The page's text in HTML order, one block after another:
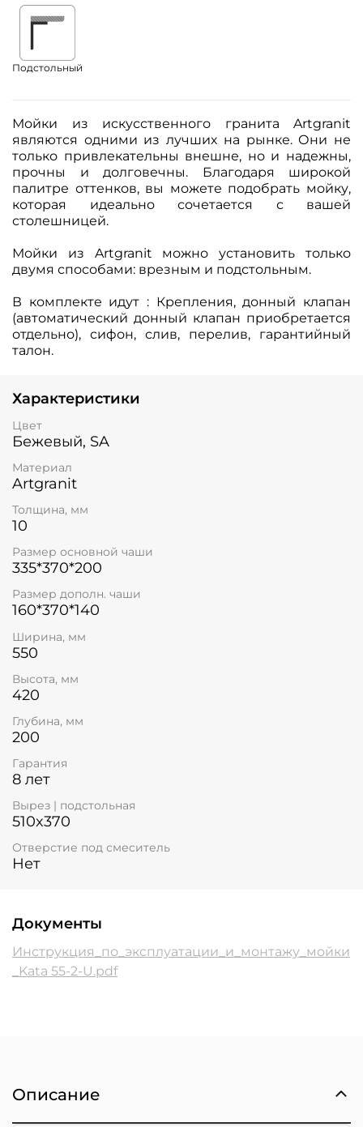
Подстольный
Мойки из искусственного гранита Artgranit
являются одними из лучших на рынке. Они не
только привлекательны внешне, но и надежны,
прочны и долговечны. Благодаря широкой
палитре оттенков, вы можете подобрать мойку,
которая идеально сочетается с вашей
столешницей.
Мойки из Artgranit можно установить только
двумя способами: врезным и подстольным.
В комплекте идут : Крепления, донный клапан
(автоматический донный клапан приобретается
отдельно), сифон, слив, перелив, гарантийный
талон.
Характеристики
Цвет
Бежевый, SA
Материал
Artgranit
Толщина, мм
10
Размер основной чаши
335*370*200
Размер дополн. чаши
160*370*140
Ширина, мм
550
Высота, мм
420
Глубина, мм
200
Гарантия
8 лет
Вырез | подстольная
510x370
Отверстие под смеситель
Нет
Документы
Инструкция_по_эксплуатации_и_монтажу_мойки
_Kata 55-2-U.pdf
Описание